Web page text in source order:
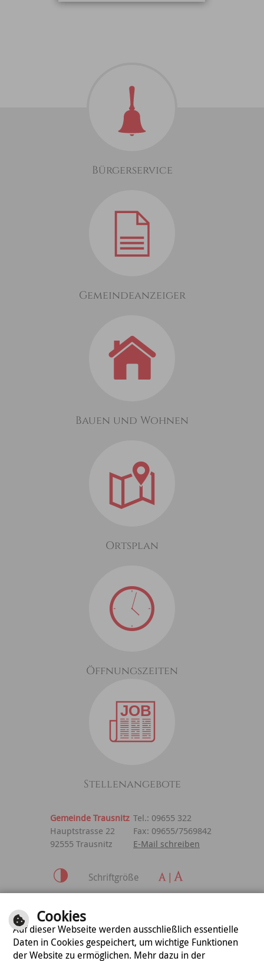
Bürgerservice
Gemeindeanzeiger
Bauen und Wohnen
Ortsplan
Öffnungszeiten
Stellenangebote
Gemeinde Trausnitz Tel.: 09655 322
Hauptstrasse 22
Fax: 09655/7569842
92555 Trausnitz
E-Mail schreiben
Schriftgröße
Datenschutzerklärung
Cookies
Auf dieser Webseite werden ausschließlich essentielle
Daten in Cookies gespeichert, um wichtige Funktionen
der Website zu ermöglichen. Mehr dazu in der